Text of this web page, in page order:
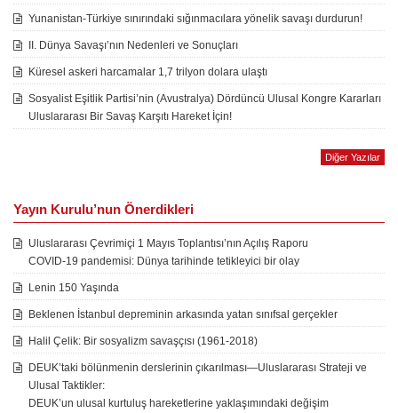
Yunanistan-Türkiye sınırındaki sığınmacılara yönelik savaşı durdurun!
II. Dünya Savaşı’nın Nedenleri ve Sonuçları
Küresel askeri harcamalar 1,7 trilyon dolara ulaştı
Sosyalist Eşitlik Partisi’nin (Avustralya) Dördüncü Ulusal Kongre Kararları
Uluslararası Bir Savaş Karşıtı Hareket İçin!
Diğer Yazılar
Yayın Kurulu’nun Önerdikleri
Uluslararası Çevrimiçi 1 Mayıs Toplantısı’nın Açılış Raporu
COVID-19 pandemisi: Dünya tarihinde tetikleyici bir olay
Lenin 150 Yaşında
Beklenen İstanbul depreminin arkasında yatan sınıfsal gerçekler
Halil Çelik: Bir sosyalizm savaşçısı (1961-2018)
DEUK’taki bölünmenin derslerinin çıkarılması—Uluslararası Strateji ve
Ulusal Taktikler:
DEUK’un ulusal kurtuluş hareketlerine yaklaşımındaki değişim